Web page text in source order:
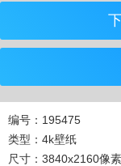
编号：195475
类型：4k壁纸
尺寸：3840x2160像素